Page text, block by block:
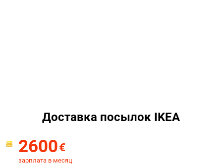
Доставка посылок IKEA
2600€
зарплата в месяц